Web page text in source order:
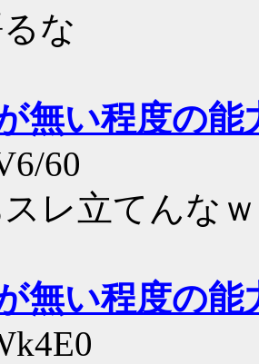
な
無い程度の能
60
レ立てんなｗ
無い程度の能